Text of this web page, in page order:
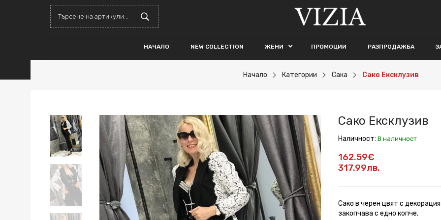
НАЧАЛО NEW COLLECTION ЖЕНИ ПРОМОЦИИ РАЗПРОДАЖБА
Начало Категории Сака Сако Ексклузив
Сако Ексклузив
Наличност: В наличност
162.59€
317.99лв.
Сако в черен цвят с
закопчава с едно копче.